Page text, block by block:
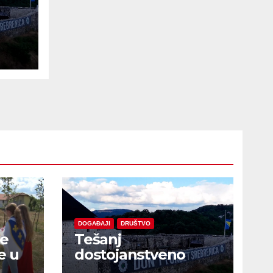
u
DOGAĐAJI DRUŠTVO
Tešanj
dostojanstveno